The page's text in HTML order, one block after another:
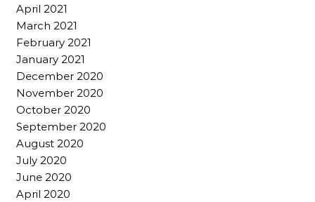
April 2021
March 2021
February 2021
January 2021
December 2020
November 2020
October 2020
September 2020
August 2020
July 2020
June 2020
April 2020